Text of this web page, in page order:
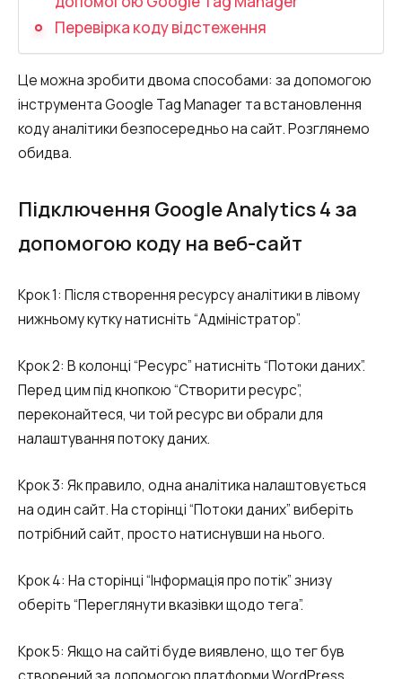
Запис телефонних розмов
Мовна аналітика
UniTalk Contact Center
SIP-телефонія
Автоматизація
Голосовий AI-агент
Автоматична система розподілу
Голосовий робот
Автообзвон
Автоматичне телефонне опитування
Автоматичний зворотний дзвінок
Автоінформатор
Інтерактивне голосове меню – IVR
Додаткові послуги
СПАМ-моніторинг телефонних
Перевірка коду відстеження
Це можна зробити двома способами: за допомогою
інструмента Google Tag Manager та встановлення
коду аналітики безпосередньо на сайт. Розглянемо
обидва.
Підключення Google Analytics 4 за
допомогою коду на веб-сайт
Крок 1: Після створення ресурсу аналітики в лівому
нижньому кутку натисніть “Адміністратор”.
Крок 2: В колонці “Ресурс” натисніть “Потоки даних”.
Перед цим під кнопкою “Створити ресурс”,
переконайтеся, чи той ресурс ви обрали для
налаштування потоку даних.
Крок 3: Як правило, одна аналітика налаштовується
на один сайт. На сторінці “Потоки даних” виберіть
потрібний сайт, просто натиснувши на нього.
Крок 4: На сторінці “Інформація про потік” знизу
оберіть “Переглянути вказівки щодо тега”.
Крок 5: Якщо на сайті буде виявлено, що тег був